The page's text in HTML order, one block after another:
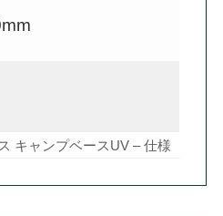
キャンプベースUV – 仕様